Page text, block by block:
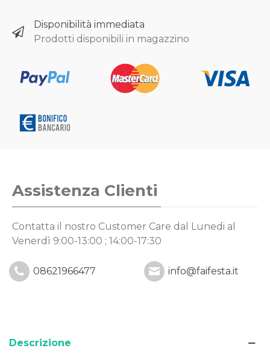
Disponibilità immediata
Prodotti disponibili in magazzino
Assistenza Clienti
Contatta il nostro Customer Care dal Lunedi al
Venerdì 9:00-13:00 ; 14:00-17:30
08621966477 info@faifesta.it
Descrizione